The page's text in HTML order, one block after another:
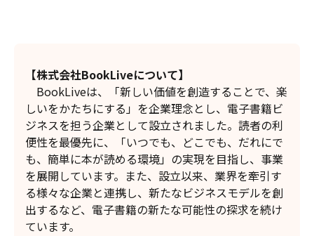
【株式会社BookLiveについて】
BookLiveは、「新しい価値を創造することで、楽
しいをかたちにする」を企業理念とし、電子書籍ビ
ジネスを担う企業として設立されました。読者の利
便性を最優先に、「いつでも、どこでも、だれにで
も、簡単に本が読める環境」の実現を目指し、事業
を展開しています。また、設立以来、業界を牽引す
る様々な企業と連携し、新たなビジネスモデルを創
出するなど、電子書籍の新たな可能性の探求を続け
ています。